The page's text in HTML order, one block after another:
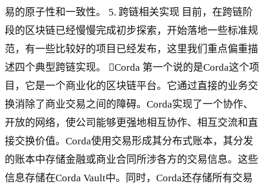
易的原子性和一致性。 5. 跨链相关实现 目前，在跨链阶
段的区块链已经慢慢完成初步探索，开始落地一些标准规
范，有一些比较好的项目已经发布，这里我们重点偏重描
述四个典型跨链实现。 Corda 第一个说的是Corda这个项
目，它是一个商业化的区块链平台。它通过直接的业务交
换消除了商业交易之间的障碍。Corda实现了一个协作、
开放的网络，使公司能够更强地相互协作、相互交流和直
接交换价值。Corda使用交易形成其分布式账本，其分发
的账本中存储金融或商业合同所涉各方的交易信息。这些
信息存储在Corda Vault中。同时，Corda还存储所有交易